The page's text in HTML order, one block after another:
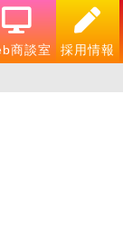
商談室
採用情報